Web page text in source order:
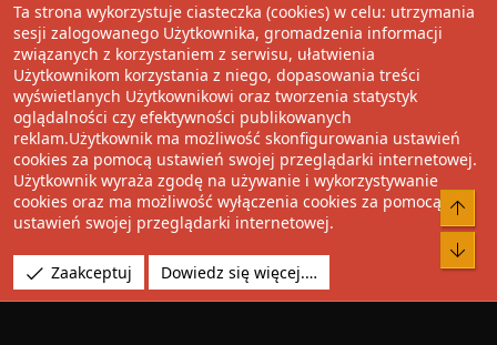
Wolnościowe cytaty
Udostępnij
Facebook
TwitterRedditPinterest
TumblrWhatsApp
Umieść Link
Community platform by XenForo® © 2010-2022 XenForo Ltd.
Pixel Exit
Tłumaczenie wykonane przezXboxForum.pl
Media embeds
via s9e/MediaSites
Ta strona wykorzystuje ciasteczka (cookies) w celu: utrzymania
sesji zalogowanego Użytkownika, gromadzenia informacji
związanych z korzystaniem z serwisu, ułatwienia
Użytkownikom korzystania z niego, dopasowania treści
wyświetlanych Użytkownikowi oraz tworzenia statystyk
oglądalności czy efektywności publikowanych
reklam.Użytkownik ma możliwość skonfigurowania ustawień
cookies za pomocą ustawień swojej przeglądarki internetowej.
Użytkownik wyraża zgodę na używanie i wykorzystywanie
cookies oraz ma możliwość wyłączenia cookies za pomocą
ustawień swojej przeglądarki internetowej.
Zaakceptuj Dowiedz się więcej.…
Do